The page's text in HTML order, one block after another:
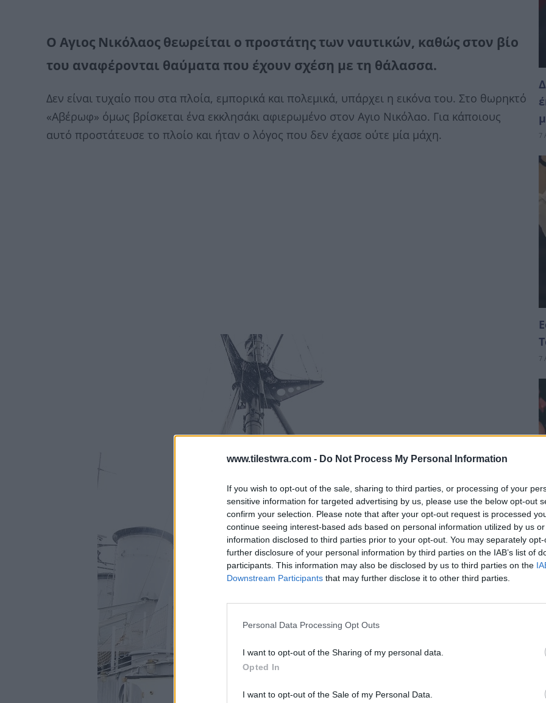
www.tilestwra.com - Do Not Process My Personal Information
If you wish to opt-out of the sale, sharing to third parties, or processing of your
sensitive information for targeted advertising by us, please use the below opt-out
confirm your selection. Please note that after your opt-out request is processed
continue seeing interest-based ads based on personal information utilized by us
information disclosed to third parties prior to your opt-out. You may separately
further disclosure of your personal information by third parties on the IAB’s list of
participants. This information may also be disclosed by us to third parties on the
Downstream Participants that may further disclose it to other third parties.
Personal Data Processing Opt Outs
I want to opt-out of the Sharing of my personal data.
Opted In
I want to opt-out of the Sale of my Personal Data.
Ο Αγιος Νικόλαος θεωρείται ο προστάτης των ναυτικών, καθώς στον βίο
του αναφέρονται θαύματα που έχουν σχέση με τη θάλασσα.
Δεν είναι τυχαίο που στα πλοία, εμπορικά και πολεμικά, υπάρχει η εικόνα του. Στο θωρηκτό
«Αβέρωφ» όμως βρίσκεται ένα εκκλησάκι αφιερωμένο στον Αγιο Νικόλαο. Για κάποιους
αυτό προστάτευσε το πλοίο και ήταν ο λόγος που δεν έχασε ούτε μία μάχη.
7
7